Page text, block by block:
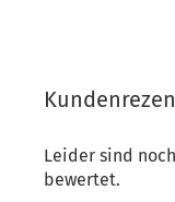
Leider sind
bewertet.